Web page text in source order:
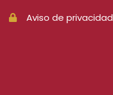
Aviso de privacidad